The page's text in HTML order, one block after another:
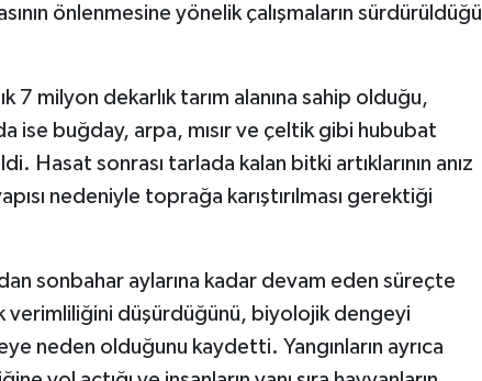
önlenmesine yönelik çalışmaların sürdürüldüğü
7 milyon dekarlık tarım alanına sahip olduğu,
ise buğday, arpa, mısır ve çeltik gibi hububat
Hasat sonrası tarlada kalan bitki artıklarının anız
nedeniyle toprağa karıştırılması gerektiği
sonbahar aylarına kadar devam eden süreçte
verimliliğini düşürdüğünü, biyolojik dengeyi
neden olduğunu kaydetti. Yangınların ayrıca